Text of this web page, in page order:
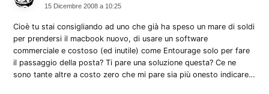
15 Dicembre 2008 a 10:25
Cioè tu stai consigliando ad uno che già ha speso un mare di soldi
per prendersi il macbook nuovo, di usare un software
commerciale e costoso (ed inutile) come Entourage solo per fare
il passaggio della posta? Ti pare una soluzione questa? Ce ne
sono tante altre a costo zero che mi pare sia più onesto indicare…